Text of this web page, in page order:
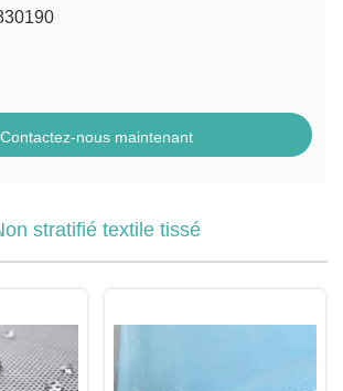
Contactez-nous maintenant
stratifié textile tissé